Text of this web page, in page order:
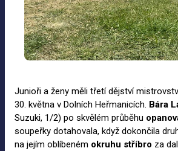
Junioři a ženy měli třetí dějství
30. května v Dolních Heřmanicích. Bára
Suzuki, 1/2) po skvělém průběhu
soupeřky dotahovala, když dokončila
na jejím oblíbeném okruhu stříbro za